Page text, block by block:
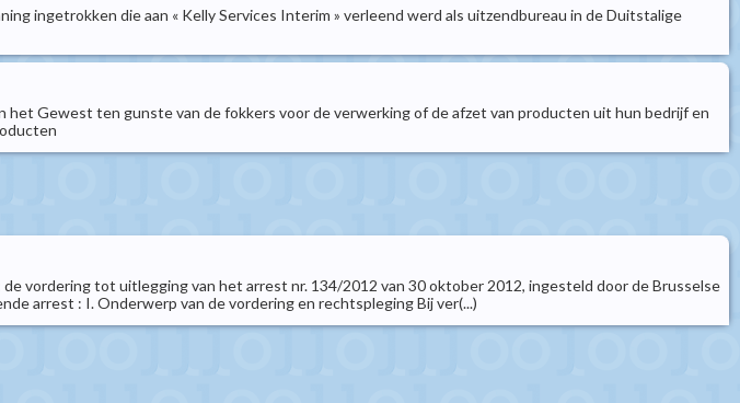
ingetrokken die aan « Kelly Services Interim » verleend werd als uitzendbureau in de Duitstalige
Gewest ten gunste van de fokkers voor de verwerking of de afzet van producten uit hun bedrijf en
vordering tot uitlegging van het arrest nr. 134/2012 van 30 oktober 2012, ingesteld door de Brusselse
arrest : I. Onderwerp van de vordering en rechtspleging Bij ver(...)